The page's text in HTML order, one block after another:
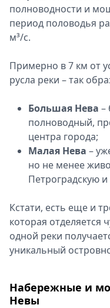
полноводности и
период половодья
м³/с.
Примерно в 7 км от
русла реки – так
Большая Нева –
полноводный,
центра города;
Малая Нева –
но не менее
Петроградскую
Кстати, есть еще и
которая отделяется
одной реки
уникальный
Набережные и
Невы